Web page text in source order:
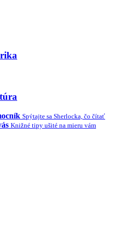
Spýtajte sa Sherlocka, čo čítať
Knižné tipy ušité na mieru vám